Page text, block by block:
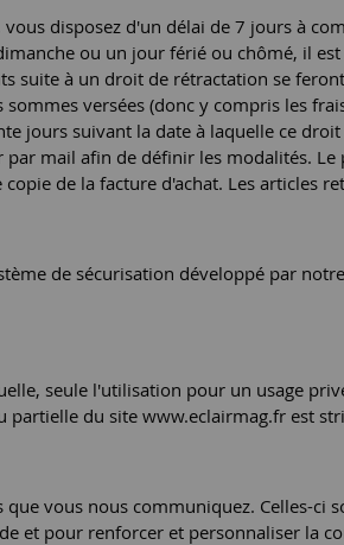
disposez d'un délai de 7 jours à
ou un jour férié ou chômé, il
suite à un droit de rétractation se
versées (donc y compris les
jours suivant la date à laquelle ce droit
mail afin de définir les modalités.
de la facture d'achat. Les articles
de sécurisation développé par
seule l'utilisation pour un usage
du site www.eclairmag.fr est
vous nous communiquez. Celles-ci
et pour renforcer et personnaliser la